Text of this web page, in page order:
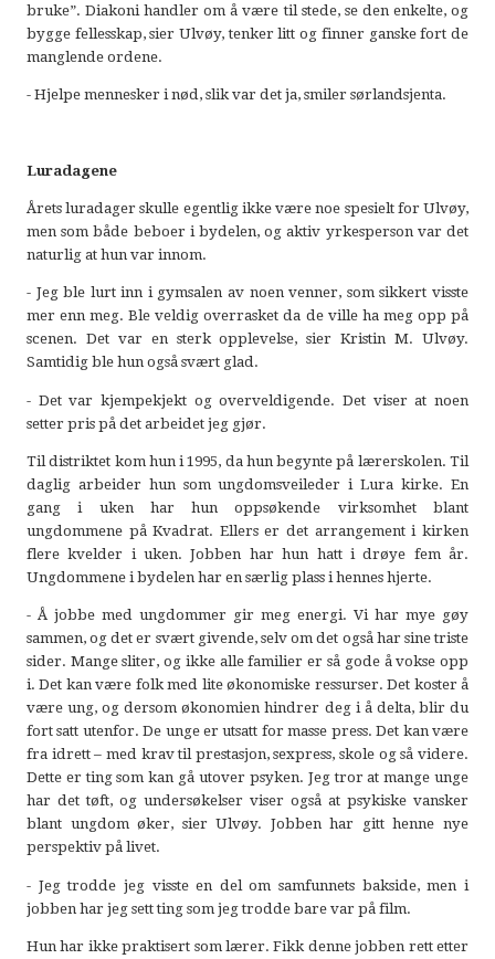
bruke”. Diakoni handler om å være til stede, se den enkelte, og
bygge fellesskap, sier Ulvøy, tenker litt og finner ganske fort de
manglende ordene.
- Hjelpe mennesker i nød, slik var det ja, smiler sørlandsjenta.
Luradagene
Årets luradager skulle egentlig ikke være noe spesielt for Ulvøy,
men som både beboer i bydelen, og aktiv yrkesperson var det
naturlig at hun var innom.
- Jeg ble lurt inn i gymsalen av noen venner, som sikkert visste
mer enn meg. Ble veldig overrasket da de ville ha meg opp på
scenen. Det var en sterk opplevelse, sier Kristin M. Ulvøy.
Samtidig ble hun også svært glad.
- Det var kjempekjekt og overveldigende. Det viser at noen
setter pris på det arbeidet jeg gjør.
Til distriktet kom hun i 1995, da hun begynte på lærerskolen. Til
daglig arbeider hun som ungdomsveileder i Lura kirke. En
gang i uken har hun oppsøkende virksomhet blant
ungdommene på Kvadrat. Ellers er det arrangement i kirken
flere kvelder i uken. Jobben har hun hatt i drøye fem år.
Ungdommene i bydelen har en særlig plass i hennes hjerte.
- Å jobbe med ungdommer gir meg energi. Vi har mye gøy
sammen, og det er svært givende, selv om det også har sine triste
sider. Mange sliter, og ikke alle familier er så gode å vokse opp
i. Det kan være folk med lite økonomiske ressurser. Det koster å
være ung, og dersom økonomien hindrer deg i å delta, blir du
fort satt utenfor. De unge er utsatt for masse press. Det kan være
fra idrett – med krav til prestasjon, sexpress, skole og så videre.
Dette er ting som kan gå utover psyken. Jeg tror at mange unge
har det tøft, og undersøkelser viser også at psykiske vansker
blant ungdom øker, sier Ulvøy. Jobben har gitt henne nye
perspektiv på livet.
- Jeg trodde jeg visste en del om samfunnets bakside, men i
jobben har jeg sett ting som jeg trodde bare var på film.
Hun har ikke praktisert som lærer. Fikk denne jobben rett etter